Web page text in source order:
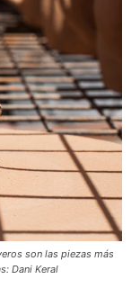
son las piezas más
Dani Keral